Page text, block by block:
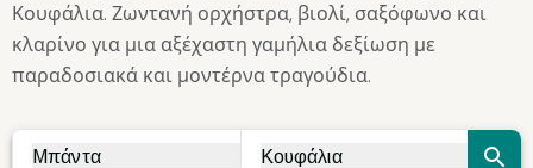
Κουφάλια. Ζωντανή ορχήστρα, βιολί, σαξόφωνο και
κλαρίνο για μια αξέχαστη γαμήλια δεξίωση με
παραδοσιακά και μοντέρνα τραγούδια.
Μπάντα Κουφάλια